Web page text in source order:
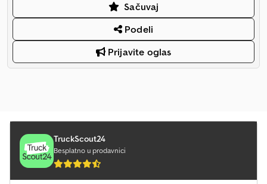
Sačuvaj
Podeli
Prijavite oglas
TruckScout24
Besplatno u prodavnici